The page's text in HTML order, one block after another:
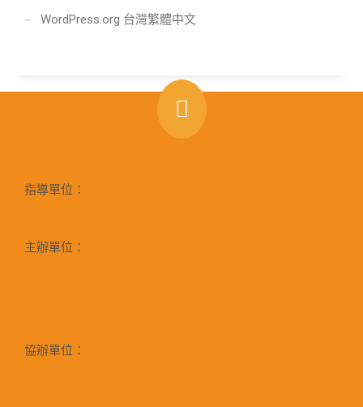
WordPress.org 台灣繁體中文
指導單位：
主辦單位：
協辦單位：